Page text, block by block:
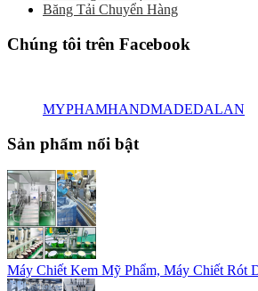
Băng Tải Chuyển Hàng
Chúng tôi trên Facebook
MYPHAMHANDMADEDALAN
Sản phẩm nổi bật
Máy Chiết Kem Mỹ Phẩm, Máy Chiết Rót